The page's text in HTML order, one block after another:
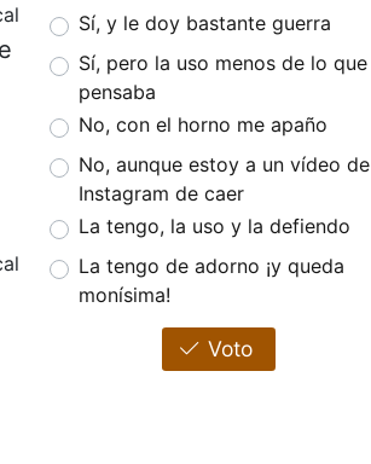
Sí, y le doy bastante guerra
Sí, pero la uso menos de lo que
pensaba
No, con el horno me apaño
No, aunque estoy a un vídeo de
Instagram de caer
La tengo, la uso y la defiendo
La tengo de adorno ¡y queda
monísima!
Voto